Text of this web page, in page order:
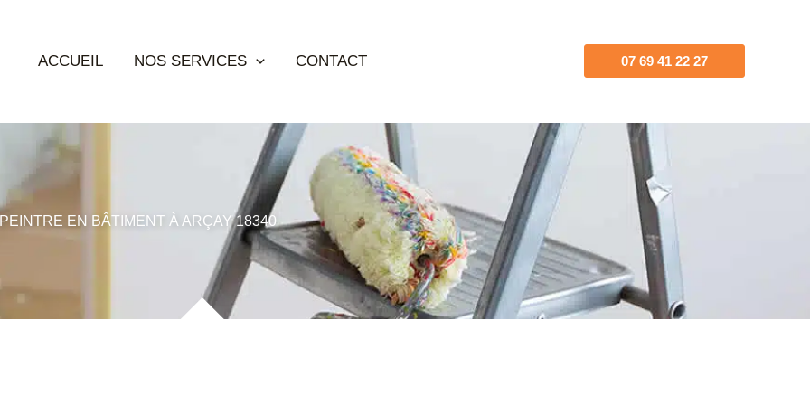
ACCUEIL NOS SERVICES CONTACT 07 69 41 22 27
PEINTRE EN BÂTIMENT À ARÇAY 18340